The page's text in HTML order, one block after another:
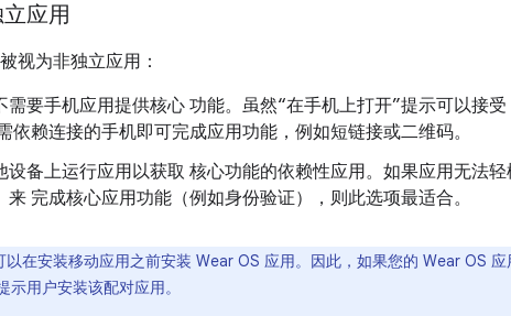
应用
视为非独立应用：
需要手机应用提供核心 功能。虽然“在手机上打开”提示可以接
依赖连接的手机即可完成应用功能，例如短链接或二维码。
设备上运行应用以获取 核心功能的依赖性应用。如果应用无法
完成核心应用功能（例如身份验证），则此选项最适合。
以在安装移动应用之前安装 Wear OS 应用。因此，如果您的 Wear OS 应
用户安装该配对应用。